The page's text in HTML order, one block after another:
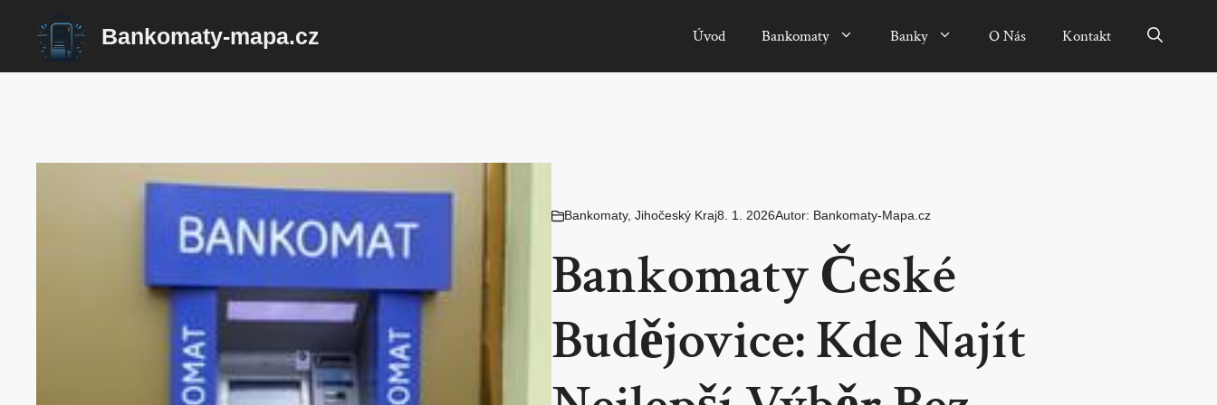
Bankomaty-mapa.cz Úvod Bankomaty Banky O Nás Kontakt
Bankomaty, Jihočeský Kraj8. 1. 2026Autor: Bankomaty-Mapa.cz
Bankomaty České
Budějovice: Kde Najít